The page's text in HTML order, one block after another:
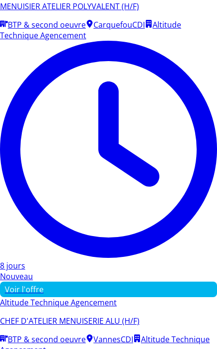
MENUISIER ATELIER POLYVALENT (H/F)
BTP & second oeuvre
CarquefouCDI
Altitude
Technique Agencement
8 jours
Nouveau
Voir l'offre
Altitude Technique Agencement
CHEF D'ATELIER MENUISERIE ALU (H/F)
BTP & second oeuvre
VannesCDI
Altitude Technique